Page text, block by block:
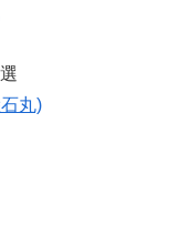
丸)